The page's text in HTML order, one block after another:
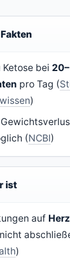
bei
pro Tag (
)
(NCBI)
ist
auf
nicht
)